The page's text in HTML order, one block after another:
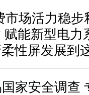
市场活力稳步
赋能新型电力
性屏发展到
家安全调查